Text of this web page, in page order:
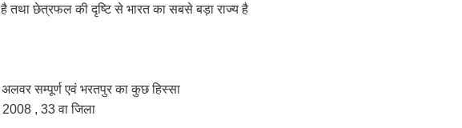
तथा छेत्रफल की दृष्टि से भारत का सबसे बड़ा राज्य है
अलवर सम्पूर्ण एवं भरतपुर का कुछ हिस्सा
, 33 वा जिला